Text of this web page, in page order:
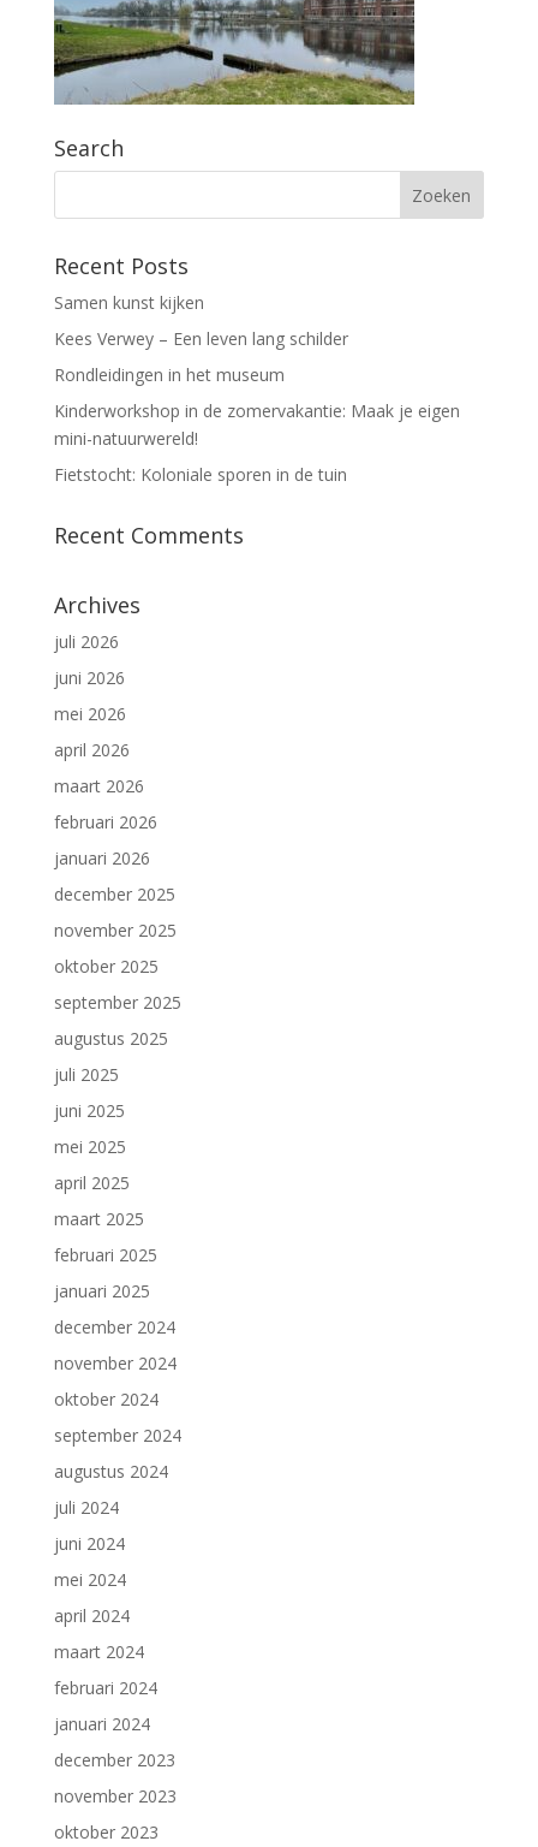
Search
Recent Posts
Samen kunst kijken
Kees Verwey – Een leven lang schilder
Rondleidingen in het museum
Kinderworkshop in de zomervakantie: Maak je eigen
mini-natuurwereld!
Fietstocht: Koloniale sporen in de tuin
Recent Comments
Archives
juli 2026
juni 2026
mei 2026
april 2026
maart 2026
februari 2026
januari 2026
december 2025
november 2025
oktober 2025
september 2025
augustus 2025
juli 2025
juni 2025
mei 2025
april 2025
maart 2025
februari 2025
januari 2025
december 2024
november 2024
oktober 2024
september 2024
augustus 2024
juli 2024
juni 2024
mei 2024
april 2024
maart 2024
februari 2024
januari 2024
december 2023
november 2023
oktober 2023